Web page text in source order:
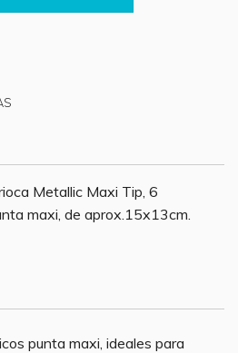
Metallic Maxi Tip, 6
maxi, de aprox.15x13cm.
punta maxi, ideales para